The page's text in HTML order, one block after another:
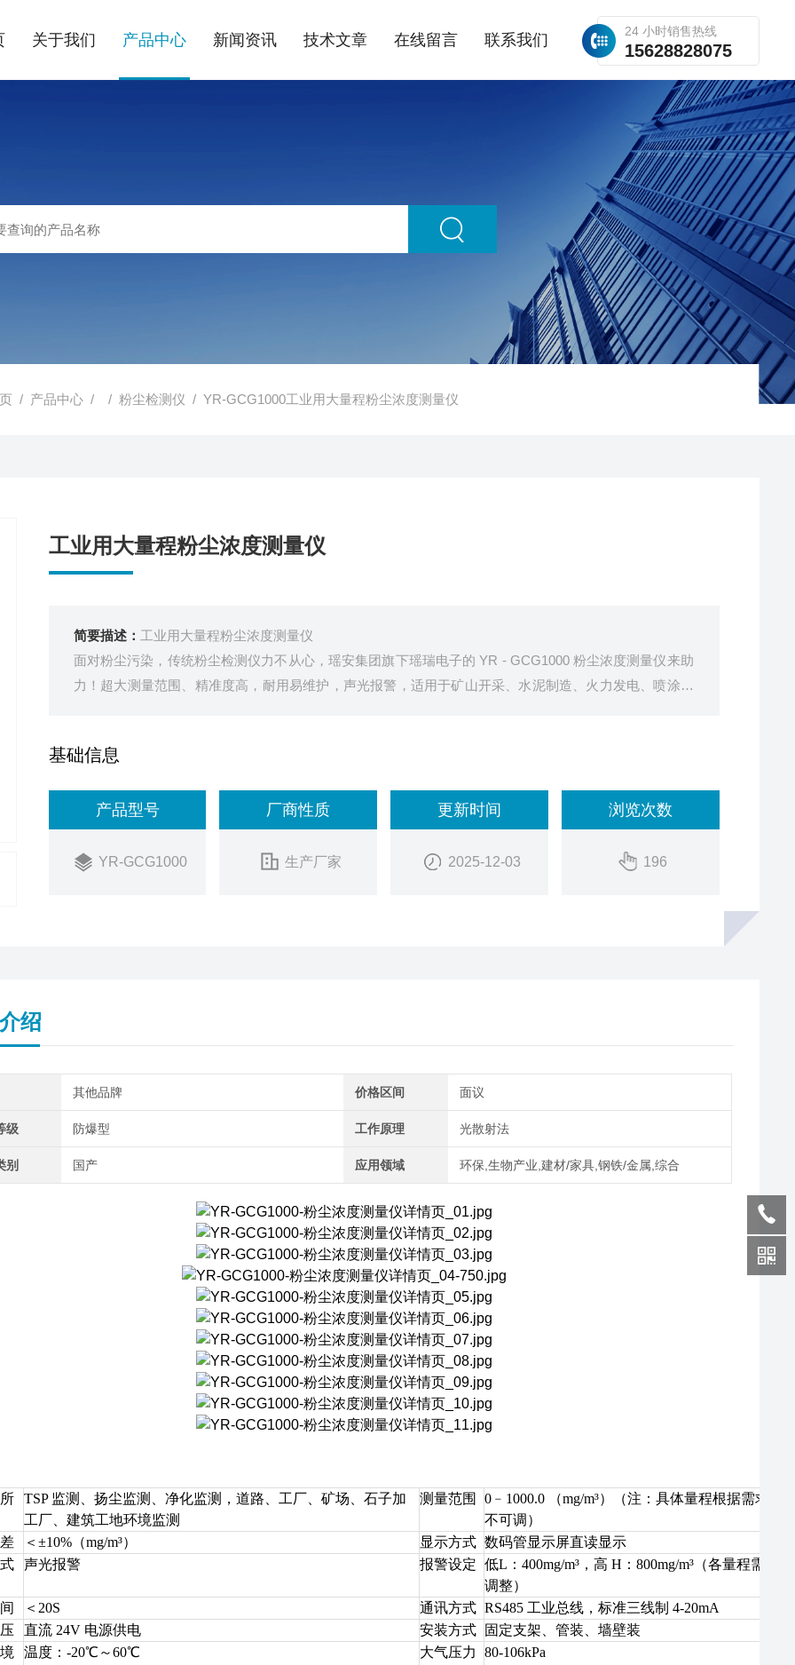
24 小时销售热线
15628828075
关于我们 产品中心 新闻资讯 技术文章 在线留言 联系我们
/ 产品中心 / /粉尘检测仪 / YR-GCG1000工业用大量程粉尘浓度测量仪
工业用大量程粉尘浓度测量仪
简要描述： 工业用大量程粉尘浓度测量仪
面对粉尘污染，传统粉尘检测仪力不从心，瑶安集团旗下瑶瑞电子的 YR - GCG1000 粉尘浓度测量仪来助
力！超大测量范围、精准度高，耐用易维护，声光报警，适用于矿山开采、水泥制造、火力发电、喷涂喷
基础信息
产品型号
YR-GCG1000
厂商性质
生产厂家
更新时间
2025-12-03
浏览次数
196
绍
其他品牌 价格区间 面议
级 防爆型 工作原理 光散射法
别 国产 应用领域 环保,生物产业,建材/家具,钢铁/金属,综合
TSP 监测、扬尘监测、净化监测，道路、工厂、矿场、石子加
工厂、建筑工地环境监测
测量范围
0﹣1000.0 （mg/m³）（注：具体量程根据需求出
不可调）
＜±10%（mg/m³） 显示方式 数码管显示屏直读显示
声光报警 报警设定 低L：400mg/m³，高 H：800mg/m³（各量程需求
调整）
＜20S 通讯方式 RS485 工业总线，标准三线制 4-20mA
直流 24V 电源供电 安装方式
固定支架、管装、墙壁装
温度：-20℃～60℃
大气压力 80-106kPa